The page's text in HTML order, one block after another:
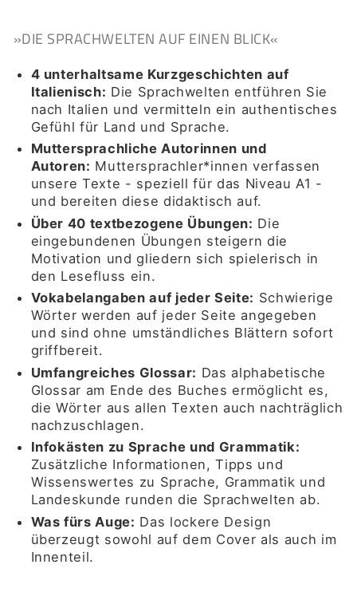
»DIE SPRACHWELTEN AUF EINEN BLICK«
4 unterhaltsame Kurzgeschichten auf
Italienisch: Die Sprachwelten entführen Sie
nach Italien und vermitteln ein authentisches
Gefühl für Land und Sprache.
Muttersprachliche Autorinnen und
Autoren: Muttersprachler*innen verfassen
unsere Texte - speziell für das Niveau A1 -
und bereiten diese didaktisch auf.
Über 40 textbezogene Übungen: Die
eingebundenen Übungen steigern die
Motivation und gliedern sich spielerisch in
den Lesefluss ein.
Vokabelangaben auf jeder Seite: Schwierige
Wörter werden auf jeder Seite angegeben
und sind ohne umständliches Blättern sofort
griffbereit.
Umfangreiches Glossar: Das alphabetische
Glossar am Ende des Buches ermöglicht es,
die Wörter aus allen Texten auch nachträglich
nachzuschlagen.
Infokästen zu Sprache und Grammatik:
Zusätzliche Informationen, Tipps und
Wissenswertes zu Sprache, Grammatik und
Landeskunde runden die Sprachwelten ab.
Was fürs Auge: Das lockere Design
überzeugt sowohl auf dem Cover als auch im
Innenteil.